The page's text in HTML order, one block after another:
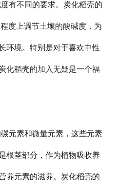
有不同的要求。炭化稻壳的
度上调节土壤的酸碱度，为
环境。特别是对于喜欢中性
化稻壳的加入无疑是一个福
元素和微量元素，这些元素
根茎部分，作为植物吸收养
养元素的滋养。炭化稻壳的